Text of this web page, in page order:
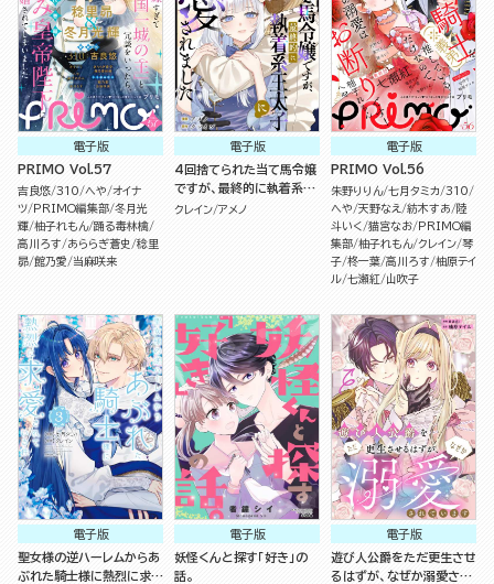
電子版
PRIMO Vol.57
吉良悠 310 へや オイナ
ツ
PRIMO編集部 冬月光
輝 柚子れもん 踊る毒林檎
高川ろす
あららぎ蒼史
稔里
昴 館乃愛 当麻咲来
電子版
4回捨てられた当て馬令嬢
ですが、最終的に執着系王
太子に溺愛されました（単
クレイン アメノ
電子版
PRIMO Vol.56
朱野りりん 七月タミカ 310
へや 天野なえ 紡木すあ
陸
斗いく 猫宮なお
PRIMO編
集部 柚子れもん クレイン 琴
子 柊一葉 高川ろす 柚原テイ
ル 七瀬紅 山吹子
電子版
聖女様の逆ハーレムからあ
ぶれた騎士様に熱烈に求愛
電子版
妖怪くんと探す「好き」の
話。
電子版
遊び人公爵をただ更生させ
るはずが、なぜか溺愛され